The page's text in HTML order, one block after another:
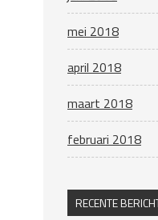
mei 2018
april 2018
maart 2018
februari 2018
RECENTE